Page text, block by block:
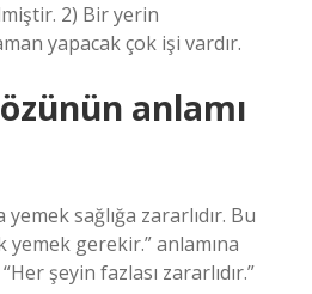
2) Bir yerin
yapacak çok işi vardır.
anlamı
sağlığa zararlıdır. Bu
gerekir.” anlamına
şeyin fazlası zararlıdır.”